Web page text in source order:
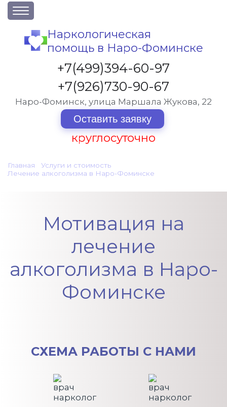
О клинике
Акции
Вакансии
Лицензии
Статьи
Услуги и стоимость
Отзывы
Наркологическая
помощь в Наро-Фоминске
+7(499)394-60-97
+7(926)730-90-67
Наро-Фоминск, улица Маршала Жукова, 22
Оставить заявку
круглосуточно
Главная Услуги и стоимость
Лечение алкоголизма в Наро-Фоминске
Мотивация на
лечение
алкоголизма в Наро-
Фоминске
СХЕМА РАБОТЫ С НАМИ